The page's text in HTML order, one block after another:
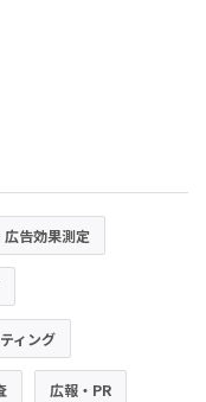
告効果測定
ィング
広報・PR